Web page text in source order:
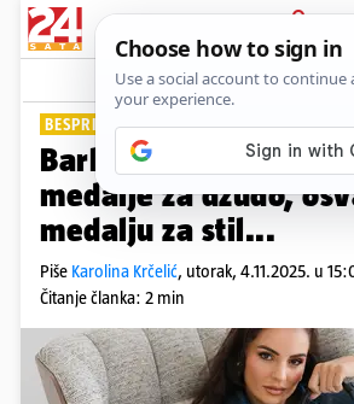
PRIJAVA
Lifestyle
BESPRIJEKORNI KOMADI ODJEĆE
Barbara Matić osim
medalje za džudo,
medalju za stil...
Piše Karolina Krčelić, utorak, 4.11.2025. u
Čitanje članka: 2 min